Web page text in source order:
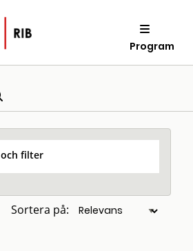
Program
filter
Sortera på: